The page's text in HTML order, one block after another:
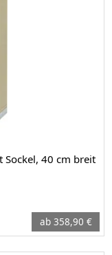
Sockel, 40 cm breit
ab 358,90 €